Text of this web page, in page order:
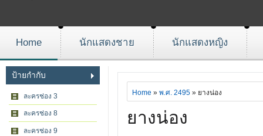
Home นักแสดงชาย นักแสดงหญิง
ป้ายกำกับ
ละครช่อง 3
ละครช่อง 8
ละครช่อง 9
Home » พ.ศ. 2495 » ยางน่อง
ยางน่อง